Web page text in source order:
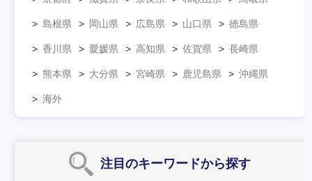
島根県 岡山県 広島県 山口県 徳島県
香川県 愛媛県 高知県 佐賀県 長崎県
熊本県 大分県 宮崎県 鹿児島県 沖縄県
海外
注目のキーワードから探す